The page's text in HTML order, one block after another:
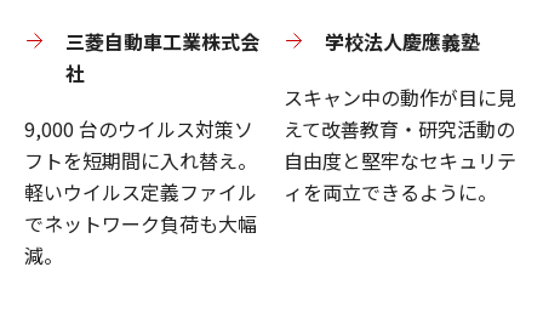
三菱自動車工業株式会
社
9,000 台のウイルス対策ソ
フトを短期間に入れ替え。
軽いウイルス定義ファイル
でネットワーク負荷も大幅
減。
学校法人慶應義塾
スキャン中の動作が目に見
えて改善教育・研究活動の
自由度と堅牢なセキュリテ
ィを両立できるように。